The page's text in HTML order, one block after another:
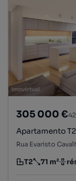
305 000 €
Apartamento
Rua Evaristo
Tipologia
T2
Preço por metro
71 m²
Andar